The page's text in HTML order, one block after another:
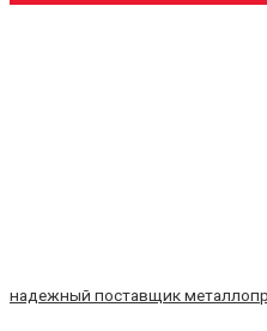
надежный поставщик